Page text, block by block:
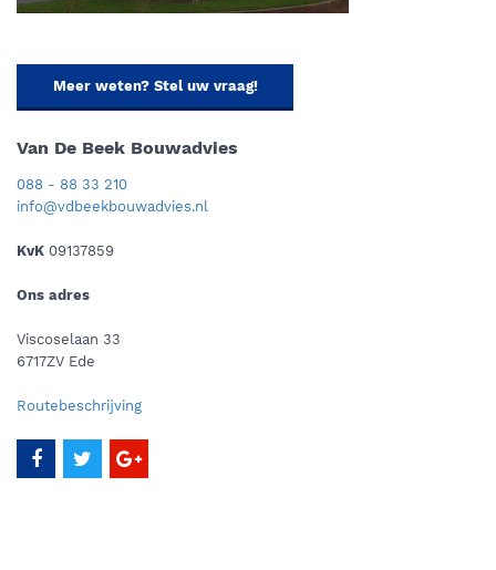
Meer weten? Stel uw vraag!
Van De Beek Bouwadvies
088 - 88 33 210
info@vdbeekbouwadvies.nl
KvK 09137859
Ons adres
Viscoselaan 33
6717ZV Ede
Routebeschrijving